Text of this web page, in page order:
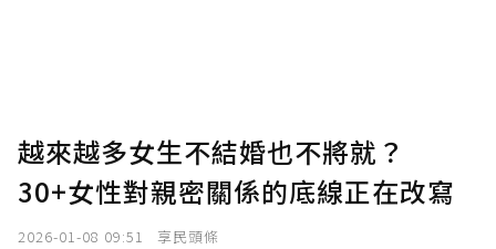
越來越多女生不結婚也不將就？
30+女性對親密關係的底線正在改寫
2026-01-08 09:51 享民頭條